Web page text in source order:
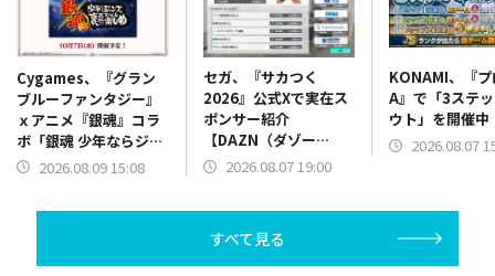
Cygames、『グラン
ブルーファンタジー』
ｘアニメ『銀魂』コラ
ボ「銀魂 少年ならジャ
ンプの裏表紙までちゃ
2026.08.09 15:08
セガ、『サカつく
2026』公式Xで実在ス
ポンサー紹介
【DAZN（ダゾー
ン）】篇をポスト
2026.08.07 19:00
KONAMI、『
A』で「3ステ
ウト」を開催中
2026.08.07
すべて見る